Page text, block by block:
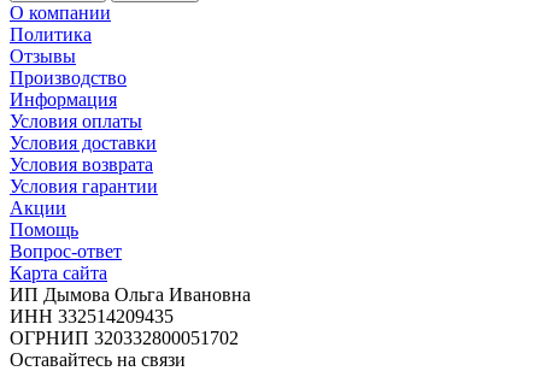
О компании
Политика
Отзывы
Производство
Информация
Условия оплаты
Условия доставки
Условия возврата
Условия гарантии
Акции
Помощь
Вопрос-ответ
Карта сайта
ИП Дымова Ольга Ивановна
ИНН 332514209435
ОГРНИП 320332800051702
Оставайтесь на связи